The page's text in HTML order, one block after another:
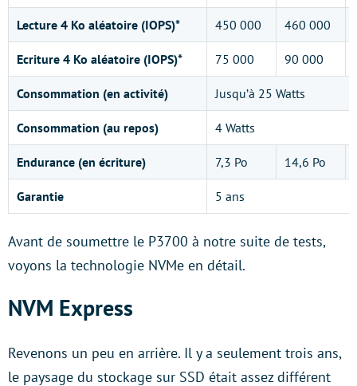
Lecture 4 Ko aléatoire (IOPS)* 450 000 460 000
Ecriture 4 Ko aléatoire (IOPS)* 75 000 90 000
Consommation (en activité) Jusqu’à 25 Watts
Consommation (au repos) 4 Watts
Endurance (en écriture) 7,3 Po 14,6 Po
Garantie 5 ans
Avant de soumettre le P3700 à notre suite de tests,
voyons la technologie NVMe en détail.
NVM Express
Revenons un peu en arrière. Il y a seulement trois ans,
le paysage du stockage sur SSD était assez différent